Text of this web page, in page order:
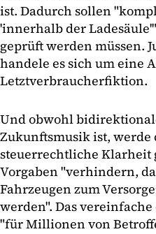
ist. Dadurch sollen
'innerhalb der
geprüft werden müssen.
handele es sich um eine
Letztverbraucherfiktion.
Und obwohl
Zukunftsmusik ist,
steuerrechtliche Klarheit
Vorgaben "verhindern,
Fahrzeugen zum
werden". Das
"für Millionen von